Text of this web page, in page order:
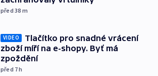
před 38 m
VIDEO
Tlačítko pro snadné vrácení
zboží míří na e-shopy. Byť má
zpoždění
před 7h